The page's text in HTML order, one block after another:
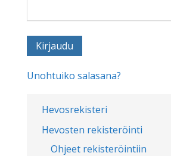
Hevosrekisteri
Hevosten rekisteröinti
Ohjeet rekisteröintiin
Unohtuiko salasana?